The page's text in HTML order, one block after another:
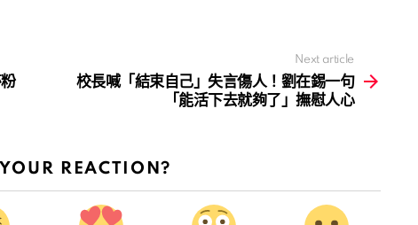
Next article
校長喊「結束自己」失言傷人！劉在錫一句
「能活下去就夠了」撫慰人心
REACTION?